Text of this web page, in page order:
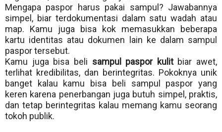
Mengapa paspor harus pakai sampul? Jawabannya
simpel, biar terdokumentasi dalam satu wadah atau
map. Kamu juga bisa kok memasukkan beberapa
kartu identitas atau dokumen lain ke dalam sampul
paspor tersebut.
Kamu juga bisa beli sampul paspor kulit biar awet,
terlihat kredibilitas, dan berintegritas. Pokoknya unik
banget kalau kamu bisa beli sampul paspor yang
keren karena penerbangan juga butuh simpel, praktis,
dan tetap berintegritas kalau memang kamu seorang
tokoh publik.